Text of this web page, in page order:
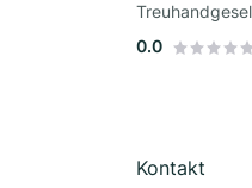
0.0
Kontakt